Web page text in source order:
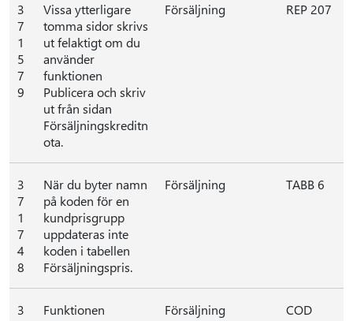
3
7
1
5
7
9
Vissa ytterligare
tomma sidor skrivs
ut felaktigt om du
använder
funktionen
Publicera och skriv
ut från sidan
Försäljningskreditn
ota.
Försäljning REP 207
3
7
1
7
4
8
När du byter namn
på koden för en
kundprisgrupp
uppdateras inte
koden i tabellen
Försäljningspris.
Försäljning TABB 6
3
Funktionen
Försäljning
COD